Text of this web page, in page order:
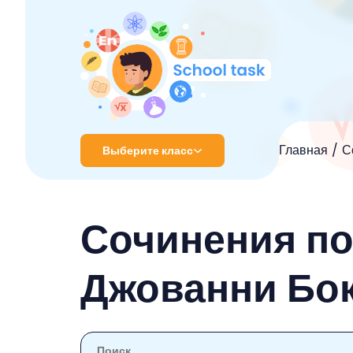
Выберите класс Главная
2 класс
4 класс
5 класс
Сочинения
Джованни